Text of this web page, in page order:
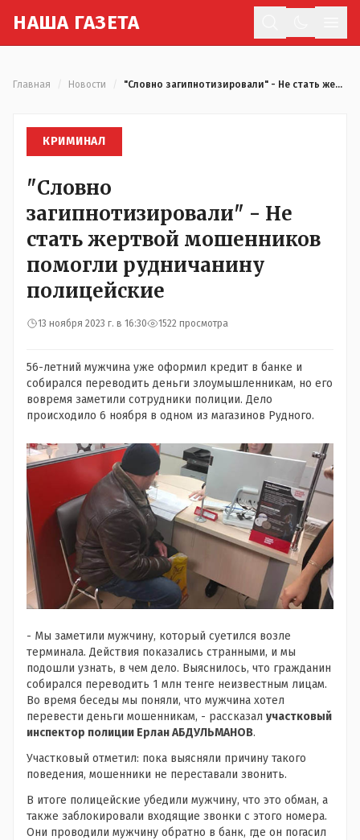
НАША ГАЗЕТА
Главная Новости "Словно загипнотизировали" - Не стать жертвой мошенников помогли рудничанину полицейские
КРИМИНАЛ
"Словно
загипнотизировали" - Не
стать жертвой мошенников
помогли рудничанину
полицейские
13 ноября 2023 г. в 16:30 1522 просмотра
56-летний мужчина уже оформил кредит в банке и
собирался переводить деньги злоумышленникам, но его
вовремя заметили сотрудники полиции. Дело
происходило 6 ноября в одном из магазинов Рудного.
- Мы заметили мужчину, который суетился возле
терминала. Действия показались странными, и мы
подошли узнать, в чем дело. Выяснилось, что гражданин
собирался переводить 1 млн тенге неизвестным лицам.
Во время беседы мы поняли, что мужчина хотел
перевести деньги мошенникам, - рассказал участковый
инспектор полиции Ерлан АБДУЛЬМАНОВ.
Участковый отметил: пока выясняли причину такого
поведения, мошенники не переставали звонить.
В итоге полицейские убедили мужчину, что это обман, а
также заблокировали входящие звонки с этого номера.
Они проводили мужчину обратно в банк, где он погасил